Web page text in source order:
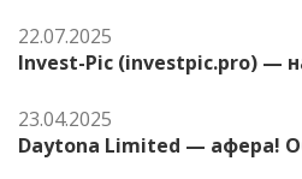
22.07.2025
Invest-Pic (investpic.pro) —
23.04.2025
Daytona Limited — афера!